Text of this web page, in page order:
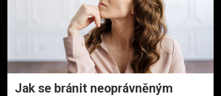
Jak se bránit neoprávněným